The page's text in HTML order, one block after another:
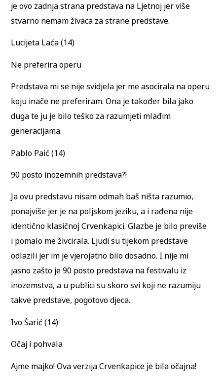
je ovo zadnja strana predstava na Ljetnoj jer više
stvarno nemam živaca za strane predstave.
Lucijeta Laća (14)
Ne preferira operu
Predstava mi se nije svidjela jer me asocirala na operu
koju inače ne preferiram. Ona je također bila jako
duga te ju je bilo teško za razumjeti mlađim
generacijama.
Pablo Paić (14)
90 posto inozemnih predstava?!
Ja ovu predstavu nisam odmah baš ništa razumio,
ponajviše jer je na poljskom jeziku, a i rađena nije
identično klasičnoj Crvenkapici. Glazbe je bilo previše
i pomalo me živcirala. Ljudi su tijekom predstave
odlazili jer im je vjerojatno bilo dosadno. I nije mi
jasno zašto je 90 posto predstava na festivalu iz
inozemstva, a u publici su skoro svi koji ne razumiju
takve predstave, pogotovo djeca.
Ivo Šarić (14)
Očaj i pohvala
Ajme majko! Ova verzija Crvenkapice je bila očajna!